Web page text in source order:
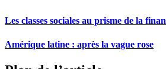
Les classes sociales au prisme de la
Amérique latine : après la vague rose